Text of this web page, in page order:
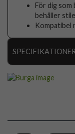
För dig som
behåller
Kompatibel
SPECIFIKATIONER